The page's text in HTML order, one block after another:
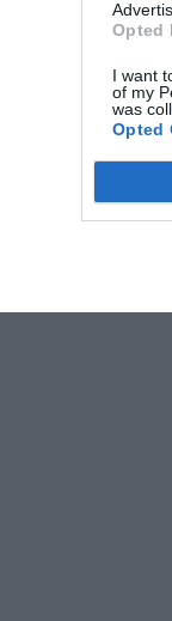
Opted
I want
of my
was
Opted
7